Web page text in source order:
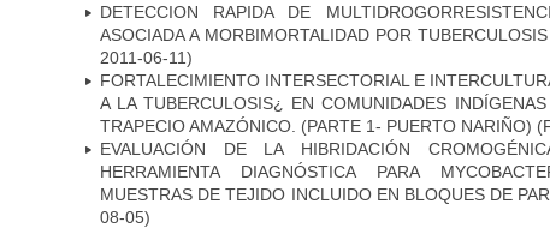
DETECCION RAPIDA DE
ASOCIADA A MORBIMORTALIDAD POR
2011-06-11)
FORTALECIMIENTO INTERSECTORIAL E
A LA TUBERCULOSIS¿ EN COMUNIDADES
TRAPECIO AMAZÓNICO. (PARTE 1- PUERTO NARIÑO)
EVALUACIÓN DE LA HIBRIDACIÓN
HERRAMIENTA DIAGNÓSTICA PARA
MUESTRAS DE TEJIDO INCLUIDO EN BLOQUES DE
08-05)